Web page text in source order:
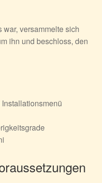
versammelte sich
ihn und beschloss, den